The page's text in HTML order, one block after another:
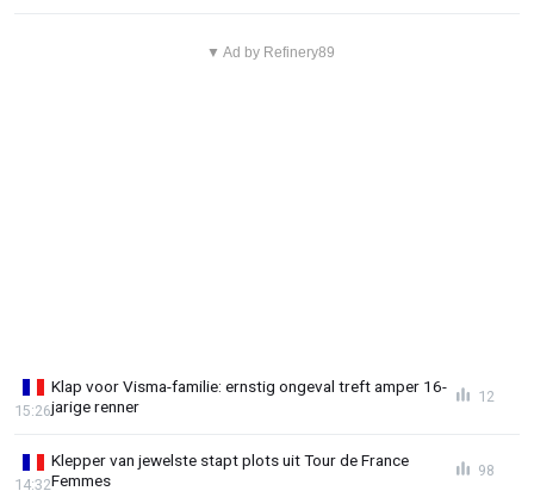
▼ Ad by Refinery89
Klap voor Visma-familie: ernstig ongeval treft amper 16-
jarige renner
15:26
12
Klepper van jewelste stapt plots uit Tour de France
Femmes
14:32
98